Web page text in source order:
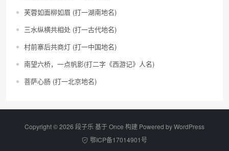
芙蓉如面柳如眉 (打一湖南地名)
三水纵横共相处 (打一古代地名)
村前寨后共商灯 (打一中国地名)
南望六桥，一点帆影(打二字《西游记》人名)
菩萨心肠 (打一北京地名)
Copyright © 2026 段子乐 基于 Once 构建 Powered byWordPress
鄂ICP备17014901号